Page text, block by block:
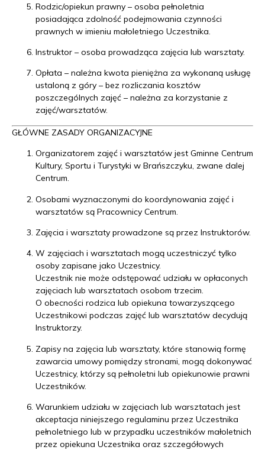
Rodzic/opiekun prawny – osoba pełnoletnia
posiadająca zdolność podejmowania czynności
prawnych w imieniu małoletniego Uczestnika.
Instruktor – osoba prowadząca zajęcia lub warsztaty.
Opłata – należna kwota pieniężna za wykonaną usługę
ustaloną z góry – bez rozliczania kosztów
poszczególnych zajęć – należna za korzystanie z
zajęć/warsztatów.
GŁÓWNE ZASADY ORGANIZACYJNE
Organizatorem zajęć i warsztatów jest Gminne Centrum
Kultury, Sportu i Turystyki w Brańszczyku, zwane dalej
Centrum.
Osobami wyznaczonymi do koordynowania zajęć i
warsztatów są Pracownicy Centrum.
Zajęcia i warsztaty prowadzone są przez Instruktorów.
W zajęciach i warsztatach mogą uczestniczyć tylko
osoby zapisane jako Uczestnicy.
Uczestnik nie może odstępować udziału w opłaconych
zajęciach lub warsztatach osobom trzecim.
O obecności rodzica lub opiekuna towarzyszącego
Uczestnikowi podczas zajęć lub warsztatów decydują
Instruktorzy.
Zapisy na zajęcia lub warsztaty, które stanowią formę
zawarcia umowy pomiędzy stronami, mogą dokonywać
Uczestnicy, którzy są pełnoletni lub opiekunowie prawni
Uczestników.
Warunkiem udziału w zajęciach lub warsztatach jest
akceptacja niniejszego regulaminu przez Uczestnika
pełnoletniego lub w przypadku uczestników małoletnich
przez opiekuna Uczestnika oraz szczegółowych